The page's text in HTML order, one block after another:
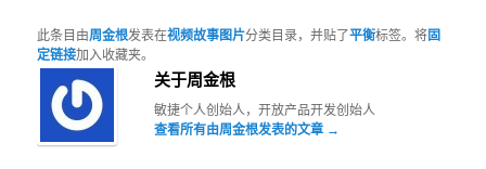
此条目由周金根发表在视频故事图片分类目录，并贴了平衡标签。将固
定链接加入收藏夹。
关于周金根
敏捷个人创始人，开放产品开发创始人
查看所有由周金根发表的文章 →